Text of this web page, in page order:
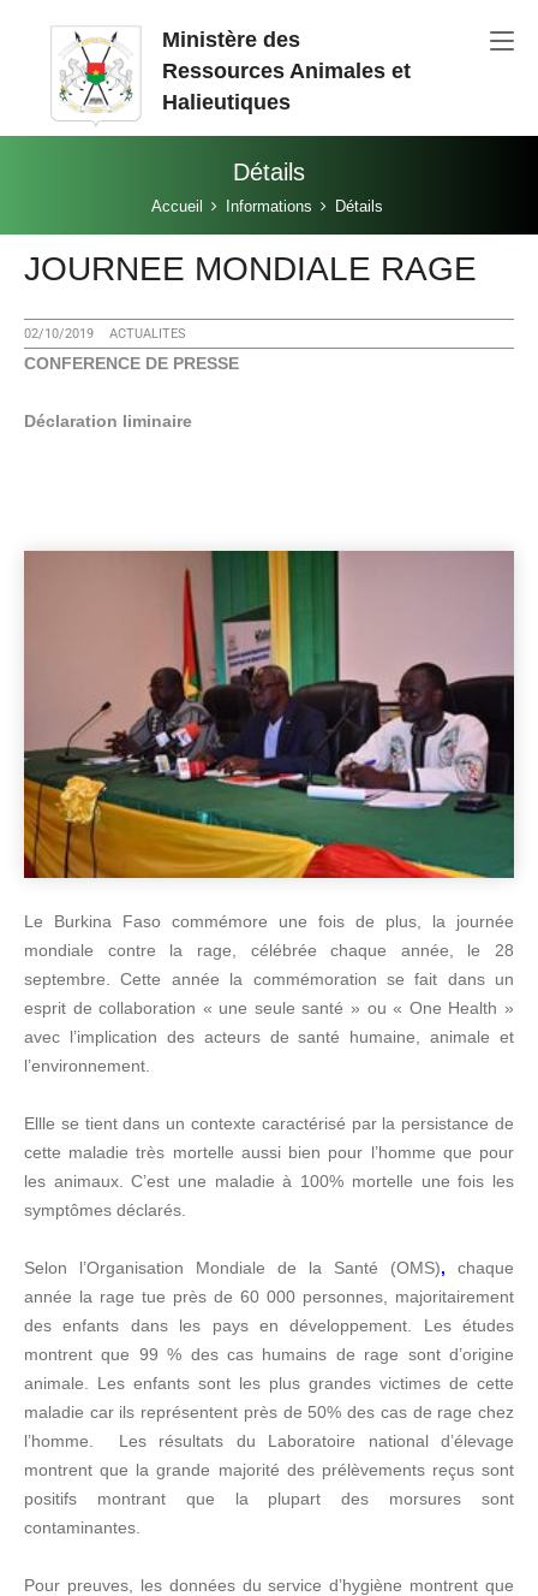
Aller au contenu principal
Ministère des
Ressources Animales et
Halieutiques
Détails
Accueil Informations Détails
JOURNEE MONDIALE RAGE
02/10/2019 ACTUALITES
CONFERENCE DE PRESSE
Déclaration liminaire
Le Burkina Faso commémore une fois de plus, la journée
mondiale contre la rage, célébrée chaque année, le 28
septembre. Cette année la commémoration se fait dans un
esprit de collaboration « une seule santé » ou « One Health »
avec l’implication des acteurs de santé humaine, animale et
l’environnement.
Ellle se tient dans un contexte caractérisé par la persistance de
cette maladie très mortelle aussi bien pour l’homme que pour
les animaux. C’est une maladie à 100% mortelle une fois les
symptômes déclarés.
Selon l’Organisation Mondiale de la Santé (OMS), chaque
année la rage tue près de 60 000 personnes, majoritairement
des enfants dans les pays en développement. Les études
montrent que 99 % des cas humains de rage sont d’origine
animale. Les enfants sont les plus grandes victimes de cette
maladie car ils représentent près de 50% des cas de rage chez
l’homme. Les résultats du Laboratoire national d’élevage
montrent que la grande majorité des prélèvements reçus sont
positifs montrant que la plupart des morsures sont
contaminantes.
Pour preuves, les données du service d’hygiène montrent que